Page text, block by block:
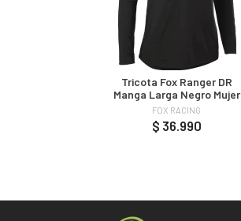
Tricota Fox Ranger DR
Manga Larga Negro Mujer
FOX RACING
$ 36.990